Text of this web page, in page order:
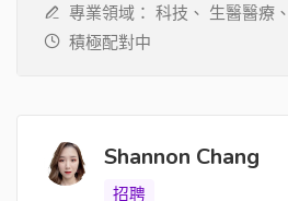
專業領域： 科技、 生醫醫療、
積極配對中
Shannon Chang
招聘